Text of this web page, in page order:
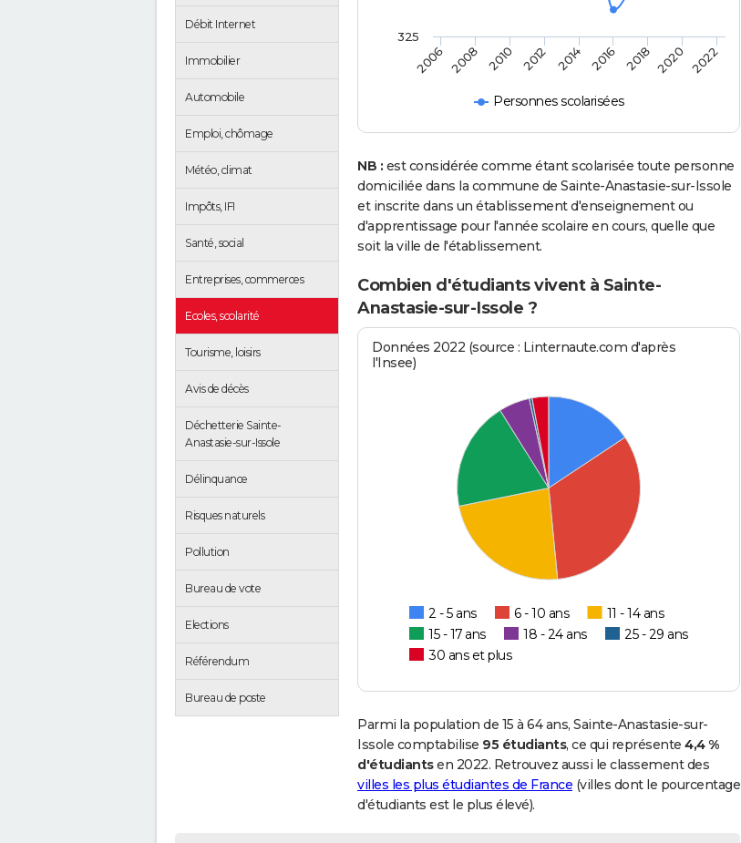
Débit Internet
Immobilier
Automobile
Emploi, chômage
Météo, climat
Impôts, IFI
Santé, social
Entreprises, commerces
Ecoles, scolarité
Tourisme, loisirs
Avis de décès
Déchetterie Sainte-
Anastasie-sur-Issole
Délinquance
Risques naturels
Pollution
Bureau de vote
Elections
Référendum
Bureau de poste
Personnes scolarisées
2006 2008 2010 2012 2014 2016 2018 2020 2022
325
NB : est considérée comme étant scolarisée toute personne
domiciliée dans la commune de Sainte-Anastasie-sur-Issole
et inscrite dans un établissement d'enseignement ou
d'apprentissage pour l'année scolaire en cours, quelle que
soit la ville de l'établissement.
Combien d'étudiants vivent à Sainte-
Anastasie-sur-Issole ?
Données 2022 (source : Linternaute.com d'après
l'Insee)
2 - 5 ans 6 - 10 ans
11 - 14 ans
15 - 17 ans
18 - 24 ans
25 - 29 ans
30 ans et plus
Parmi la population de 15 à 64 ans, Sainte-Anastasie-sur-
Issole comptabilise 95 étudiants, ce qui représente 4,4 %
d'étudiantsen 2022. Retrouvez aussi le classement des
villes les plus étudiantes de France (villes dont le pourcentage
d'étudiants est le plus élevé).